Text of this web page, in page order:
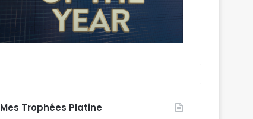
Mes Trophées Platine